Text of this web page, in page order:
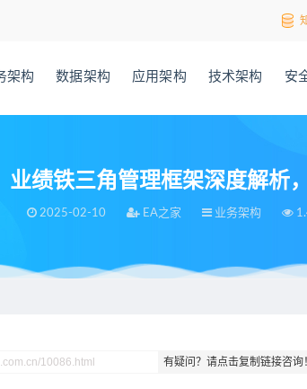
架构 数据架构 应用架构 技术架构 安
绩铁三角管理框架深度解析
2025-02-10 EA之家 业务架构
架深度解析，附培训案例，130页PPT
有疑问？请点击复制链接咨询